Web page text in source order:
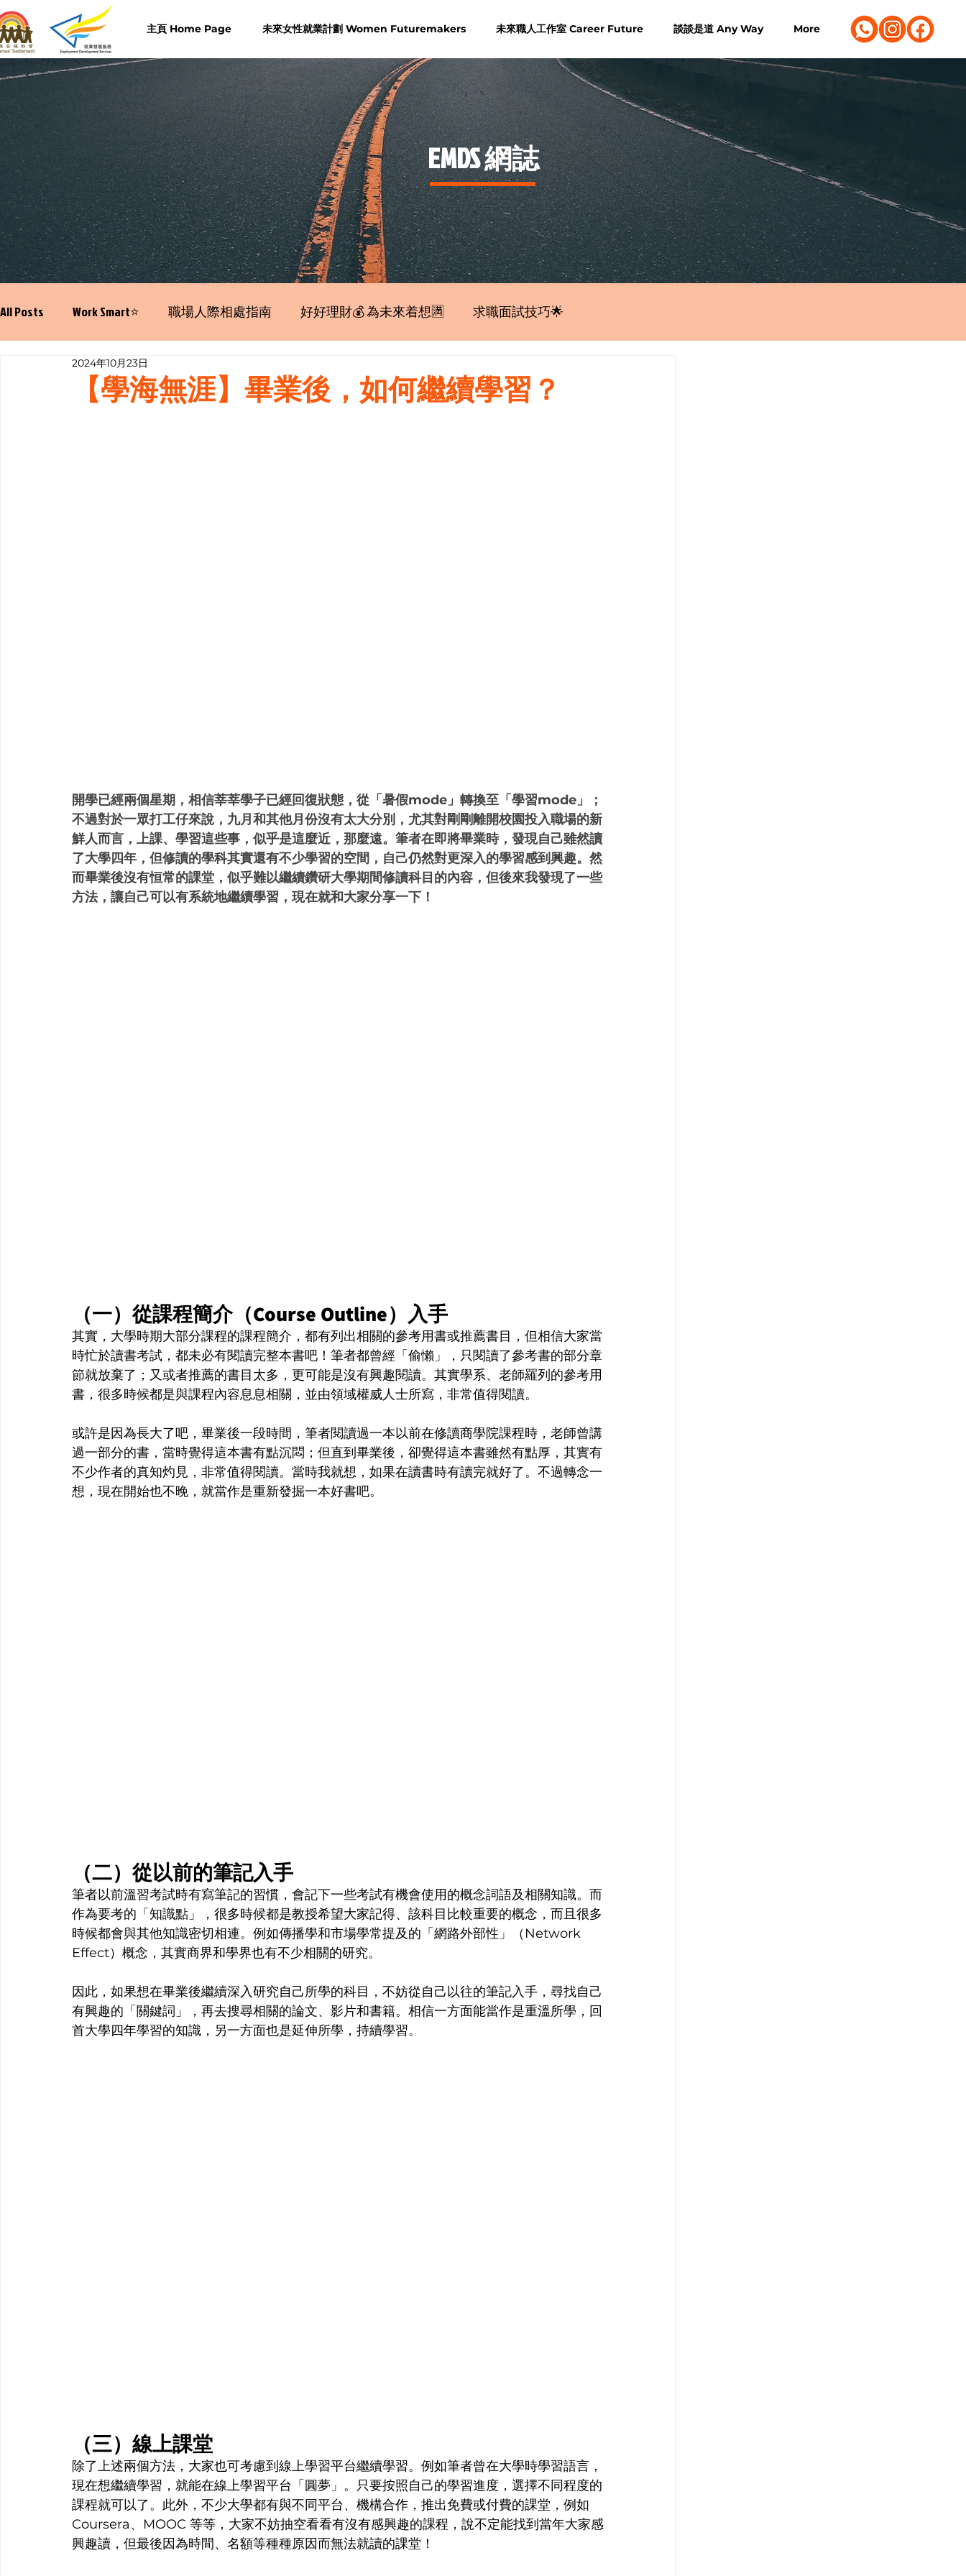
主頁 Home Page 未來女性就業計劃 Women Futuremakers 未來職人工作室 Career Future 談談是道 Any Way More
​EMDS 網誌
All Posts Work Smart⭐️ 職場人際相處指南 好好理財💰 為未來着想🈵 求職面試技巧🌟
寫履歷表嘅技巧📝【學海無涯】畢業後，如何繼續學習？
2024年10月23日
開學已經兩個星期，相信莘莘學子已經回復狀態，從「暑假mode」轉換至「學習mode」；
不過對於一眾打工仔來說，九月和其他月份沒有太大分別，尤其對剛剛離開校園投入職場的新
鮮人而言，上課、學習這些事，似乎是這麼近，那麼遠。筆者在即將畢業時，發現自己雖然讀
了大學四年，但修讀的學科其實還有不少學習的空間，自己仍然對更深入的學習感到興趣。然
而畢業後沒有恒常的課堂，似乎難以繼續鑽研大學期間修讀科目的內容，但後來我發現了一些
方法，讓自己可以有系統地繼續學習，現在就和大家分享一下！
（一）從課程簡介（Course Outline）入手
其實，大學時期大部分課程的課程簡介，都有列出相關的參考用書或推薦書目，但相信大家當
時忙於讀書考試，都未必有閱讀完整本書吧！筆者都曾經「偷懶」，只閱讀了參考書的部分章
節就放棄了；又或者推薦的書目太多，更可能是沒有興趣閱讀。其實學系、老師羅列的參考用
書，很多時候都是與課程內容息息相關，並由領域權威人士所寫，非常值得閱讀。
或許是因為長大了吧，畢業後一段時間，筆者閱讀過一本以前在修讀商學院課程時，老師曾講
過一部分的書，當時覺得這本書有點沉悶；但直到畢業後，卻覺得這本書雖然有點厚，其實有
不少作者的真知灼見，非常值得閱讀。當時我就想，如果在讀書時有讀完就好了。不過轉念一
想，現在開始也不晚，就當作是重新發掘一本好書吧。
（二）從以前的筆記入手
筆者以前溫習考試時有寫筆記的習慣，會記下一些考試有機會使用的概念詞語及相關知識。而
作為要考的「知識點」，很多時候都是教授希望大家記得、該科目比較重要的概念，而且很多
時候都會與其他知識密切相連。例如傳播學和市場學常提及的「網路外部性」（Network
Effect）概念，其實商界和學界也有不少相關的研究。
因此，如果想在畢業後繼續深入研究自己所學的科目，不妨從自己以往的筆記入手，尋找自己
有興趣的「關鍵詞」，再去搜尋相關的論文、影片和書籍。相信一方面能當作是重溫所學，回
首大學四年學習的知識，另一方面也是延伸所學，持續學習。
（三）線上課堂
除了上述兩個方法，大家也可考慮到線上學習平台繼續學習。例如筆者曾在大學時學習語言，
現在想繼續學習，就能在線上學習平台「圓夢」。只要按照自己的學習進度，選擇不同程度的
課程就可以了。此外，不少大學都有與不同平台、機構合作，推出免費或付費的課堂，例如
Coursera、MOOC 等等，大家不妨抽空看看有沒有感興趣的課程，說不定能找到當年大家感
興趣讀，但最後因為時間、名額等種種原因而無法就讀的課堂！